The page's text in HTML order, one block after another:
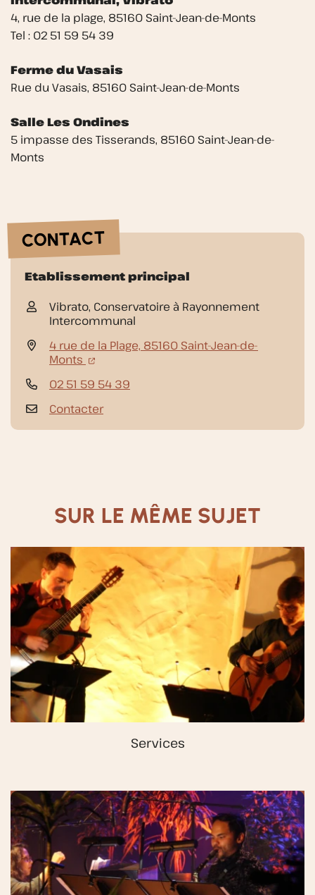
4, rue de la plage, 85160 Saint-Jean-de-Monts
Tel : 02 51 59 54 39
Ferme du Vasais
Rue du Vasais, 85160 Saint-Jean-de-Monts
Salle Les Ondines
5 impasse des Tisserands, 85160 Saint-Jean-de-
Monts
CONTACT
Etablissement principal
Vibrato, Conservatoire à Rayonnement
Intercommunal
4 rue de la Plage, 85160 Saint-Jean-de-
Monts
(nouvelle fenêtre)
02 51 59 54 39
Contacter
SUR LE MÊME SUJET
Services